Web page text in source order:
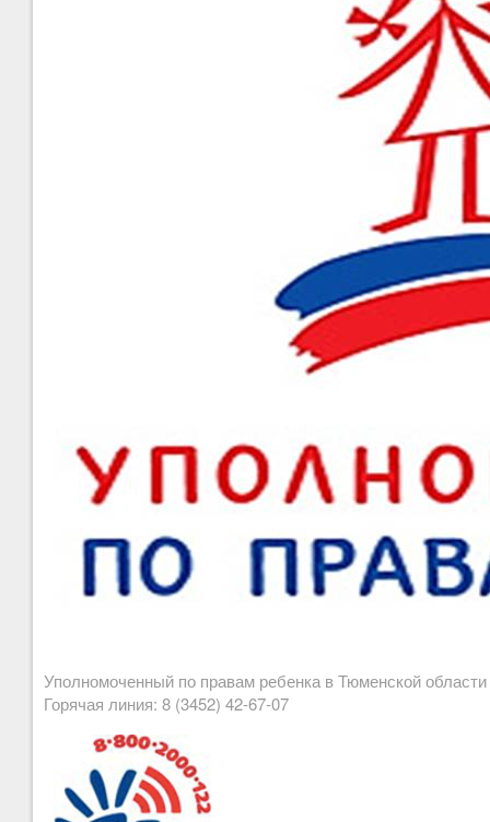
Уполномоченный по правам ребенка в Тюменской
Горячая линия: 8 (3452) 42-67-07